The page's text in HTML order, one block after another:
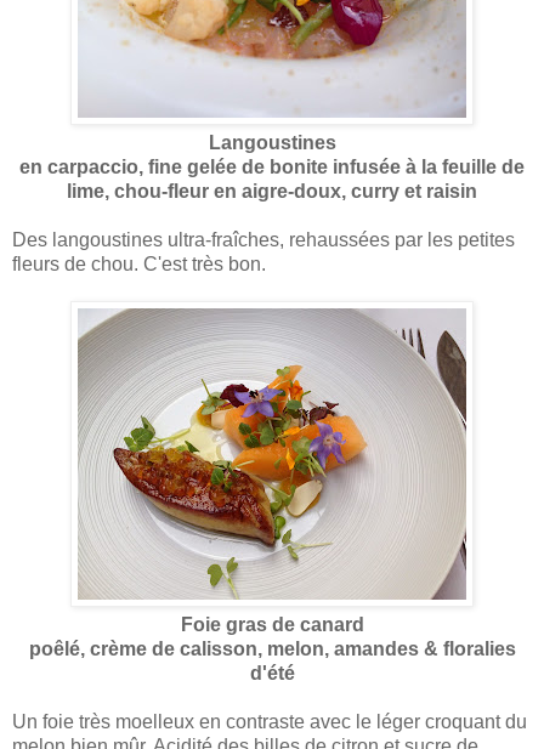
Langoustines
en carpaccio, fine gelée de bonite infusée à la feuille de
lime, chou-fleur en aigre-doux, curry et raisin
Des langoustines ultra-fraîches, rehaussées par les petites
fleurs de chou. C'est très bon.
Foie gras de canard
poêlé, crème de calisson, melon, amandes & floralies
d'été
Un foie très moelleux en contraste avec le léger croquant du